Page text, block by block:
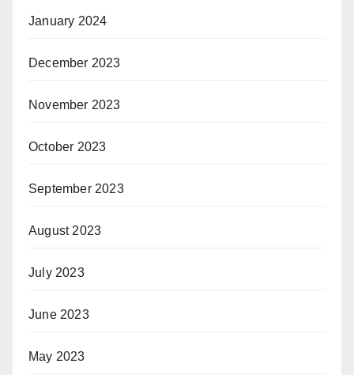
January 2024
December 2023
November 2023
October 2023
September 2023
August 2023
July 2023
June 2023
May 2023